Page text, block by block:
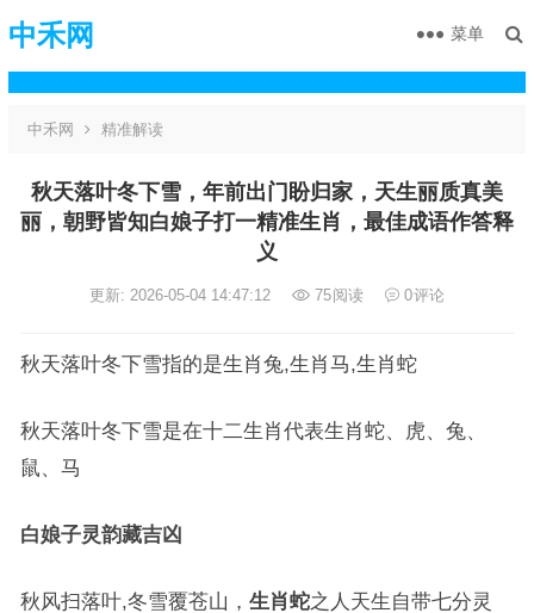
中禾网 菜单
中禾网 精准解读
秋天落叶冬下雪，年前出门盼归家，天生丽质真美
丽，朝野皆知白娘子打一精准生肖，最佳成语作答释
义
更新: 2026-05-04 14:47:12 75阅读 0评论
秋天落叶冬下雪指的是生肖兔,生肖马,生肖蛇
秋天落叶冬下雪是在十二生肖代表生肖蛇、虎、兔、
鼠、马
白娘子灵韵藏吉凶
秋风扫落叶,冬雪覆苍山， 生肖蛇之人天生自带七分灵